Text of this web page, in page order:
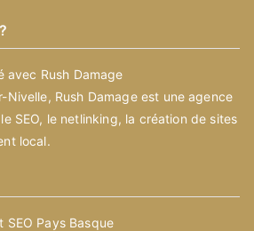
avec Rush Damage
Nivelle, Rush Damage est une agence
SEO, le netlinking, la création de sites
local.
SEO Pays Basque